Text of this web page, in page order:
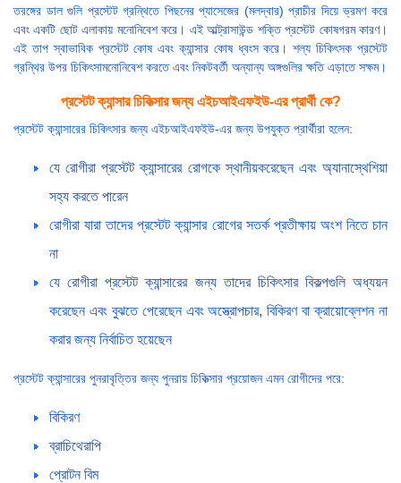
তরঙ্গের ডাল গুলি প্রস্টেট গ্রন্থিতে পিছনের প্যাসেজের (মলদ্বার) প্রাচীর দিয়ে ভ্রমণ করে
এবং একটি ছোট এলাকায় মনোনিবেশ করে। এই আল্ট্রাসাউন্ড শক্তি প্রস্টেট কোষগরম কারণ।
এই তাপ স্বাভাবিক প্রস্টেট কোষ এবং ক্যান্সার কোষ ধ্বংস করে। শল্য চিকিৎসক প্রস্টেট
গ্রন্থির উপর চিকিৎসামনোনিবেশ করতে এবং নিকটবর্তী অন্যান্য অঙ্গগুলির ক্ষতি এড়াতে সক্ষম।
প্রস্টেট ক্যান্সার চিকিত্সার জন্য এইচআইএফইউ-এর প্রার্থী কে?
প্রস্টেট ক্যান্সারের চিকিৎসার জন্য এইচআইএফইউ-এর জন্য উপযুক্ত প্রার্থীরা হলেন:
যে রোগীরা প্রস্টেট ক্যান্সারের রোগকে স্থানীয়করেছেন এবং অ্যানাস্থেশিয়া
সহ্য করতে পারেন
রোগীরা যারা তাদের প্রস্টেট ক্যান্সার রোগের সতর্ক প্রতীক্ষায় অংশ নিতে চান
না
যে রোগীরা প্রস্টেট ক্যান্সারের জন্য তাদের চিকিৎসার বিকল্পগুলি অধ্যয়ন
করেছেন এবং বুঝতে পেরেছেন এবং অস্ত্রোপচার, বিকিরণ বা ক্রায়োব্লেশন না
করার জন্য নির্বাচিত হয়েছেন
প্রস্টেট ক্যান্সারের পুনরাবৃত্তির জন্য পুনরায় চিকিত্সার প্রয়োজন এমন রোগীদের পরে:
বিকিরণ
ব্রাচিথেরাপি
প্রোটন বিম